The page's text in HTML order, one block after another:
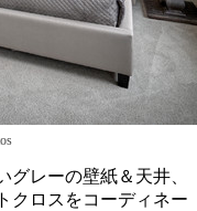
レーの壁紙＆天井、
クロスをコーディネー